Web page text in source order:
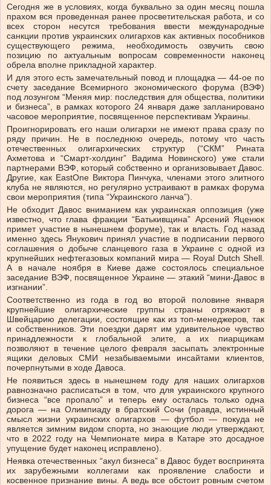
Сегодня же в условиях, когда буквально за один месяц пошла
прахом вся проведенная ранее просветительская работа, и со
всех сторон несутся требования ввести международные
санкции против украинских олигархов как активных пособников
существующего режима, необходимость озвучить свою
позицию по актуальным вопросам современности наконец
обрела вполне прикладной характер.
И для этого есть замечательный повод и площадка — 44-ое по
счету заседание Всемирного экономического форума (ВЭФ)
под лозунгом “Меняя мир: последствия для общества, политики
и бизнеса”, в рамках которого 24 января даже запланировано
часовое мероприятие, посвященное перспективам Украины.
Проигнорировать его наши олигархи не имеют права сразу по
ряду причин. Не в последнюю очередь, потому что часть
отечественных олигархических структур (“СКМ” Рината
Ахметова и “Смарт-холдинг” Вадима Новинского) уже стали
партнерами ВЭФ, который собственно и организовывает Давос.
Другие, как EastOne Виктора Пинчука, членами этого элитного
клуба не являются, но регулярно устраивают в рамках форума
свои мероприятия (типа “Украинского ланча”).
Не обходит Давос вниманием как украинская оппозиция (уже
известно, что глава фракции “Батькивщина” Арсений Яценюк
примет участие в нынешнем форуме), так и власть. Год назад
именно здесь Янукович принял участие в подписании первого
соглашения о добыче сланцевого газа в Украине с одной из
крупнейших нефтегазовых компаний мира — Royal Dutch Shell.
А в начале ноября в Киеве даже состоялось специальное
заседание ВЭФ, посвященное Украине — этакий “мини-Давос в
изгнании”.
Соответственно из года в год во второй половине января
крупнейшие олигархические группы страны отряжают в
Швейцарию делегации, состоящие как из топ-менеджеров, так
и собственников. Эти поездки дарят им удивительное чувство
принадлежности к глобальной элите, а их пиарщикам
позволяют в течение целого февраля засыпать электронные
ящики деловых СМИ незабываемыми инсайтами клиентов,
почерпнутыми в ходе Давоса.
Не появиться здесь в нынешнем году для наших олигархов
равнозначно расписаться в том, что для украинского крупного
бизнеса “все пропало” и теперь ему осталась только одна
дорога — на Олимпиаду в братский Сочи (правда, истинный
смысл жизни украинских олигархов — футбол — покуда не
является зимним видом спорта, но знающие люди утверждают,
что в 2022 году на Чемпионате мира в Катаре это досадное
упущение будет наконец исправлено).
Неявка отечественных “акул бизнеса” в Давос будет воспринята
их зарубежными коллегами как проявление слабости и
косвенное признание вины. А ведь все обстоит ровным счетом